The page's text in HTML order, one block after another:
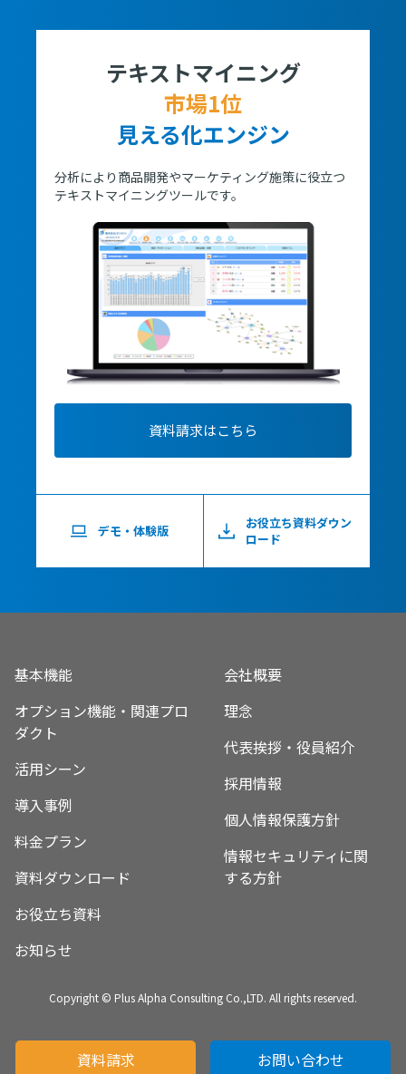
テキストマイニング
市場1位
見える化エンジン
分析により商品開発やマーケティング施策に役立つ
テキストマイニングツールです。
資料請求はこちら
デモ・体験版
お役立ち資料ダウン
ロード
基本機能
オプション機能・関連プロ
ダクト
活用シーン
導入事例
料金プラン
資料ダウンロード
お役立ち資料
お知らせ
会社概要
理念
代表挨拶・役員紹介
採用情報
個人情報保護方針
情報セキュリティに関
する方針
Copyright © Plus Alpha Consulting Co.,LTD. All rights reserved.
資料請求 お問い合わせ